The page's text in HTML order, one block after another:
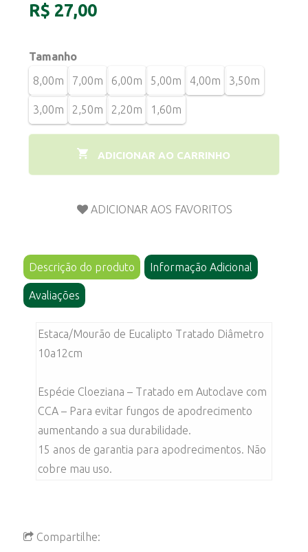
R$ 27,00
Tamanho
8,00m
7,00m 6,00m 5,00m 4,00m 3,50m
3,00m 2,50m 2,20m 1,60m
ADICIONAR AO CARRINHO
Descrição do produto Informação Adicional
Avaliações
Estaca/Mourão de Eucalipto Tratado Diâmetro
10a12cm
Espécie Cloeziana – Tratado em Autoclave com
CCA – Para evitar fungos de apodrecimento
aumentando a sua durabilidade.
15 anos de garantia para apodrecimentos. Não
cobre mau uso.
Compartilhe: